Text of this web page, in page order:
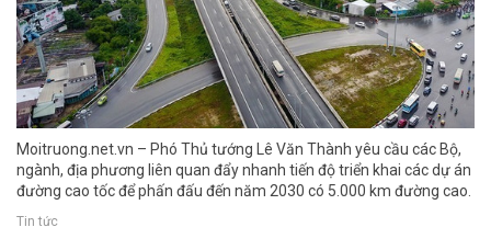
Moitruong.net.vn – Phó Thủ tướng Lê Văn Thành yêu cầu các Bộ,
ngành, địa phương liên quan đẩy nhanh tiến độ triển khai các dự án
đường cao tốc để phấn đấu đến năm 2030 có 5.000 km đường cao.
Tin tức